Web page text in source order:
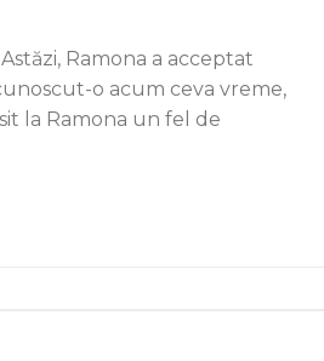
Ramona a acceptat
o acum ceva vreme,
la Ramona un fel de